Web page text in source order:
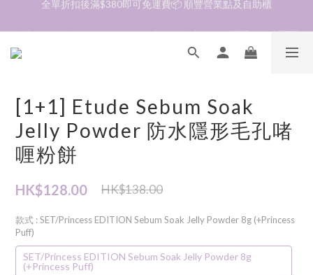
到貨資訊🛎️商品均由韓國直送到香港🇭🇰落單後約7～14天收貨
加入會員❤️生日月首天送$30 💛商品可郵寄至澳門🇲🇴及台灣🇹🇼
[1+1] Etude Sebum Soak
Jelly Powder 防水隱形毛孔啫
喱粉餅
HK$128.00 HK$138.00
款式 : SET/Princess EDITION Sebum Soak Jelly Powder 8g (+Princess
Puff)
SET/Princess EDITION Sebum Soak Jelly Powder 8g
(+Princess Puff)